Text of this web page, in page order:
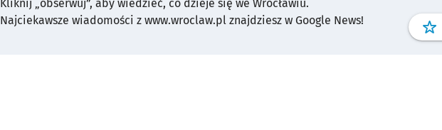
Kliknij „obserwuj”, aby wiedzieć, co dzieje się we Wrocławiu.
Najciekawsze wiadomości z www.wroclaw.pl znajdziesz w Google News!